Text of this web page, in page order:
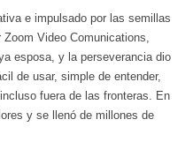
e impulsado por las semillas
Video Comunications,
esposa, y la perseverancia dio
de usar, simple de entender,
fuera de las fronteras. En
y se llenó de millones de